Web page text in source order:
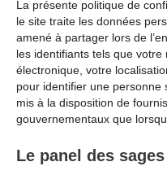
La présente politique de
le site traite les données
amené à partager lors de
les identifiants tels que
électronique, votre
pour identifier une personne
mis à la disposition de
gouvernementaux que
Le panel des